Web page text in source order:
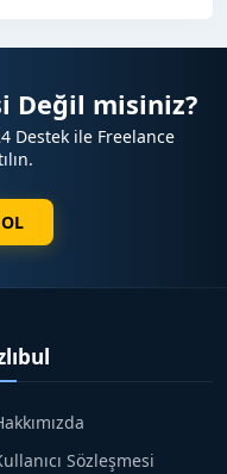
Değil misiniz?
Destek ile Freelance
Sözleşmesi